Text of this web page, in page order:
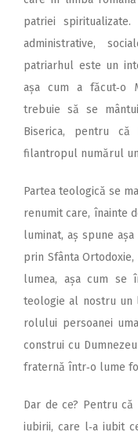
patriei
administrative,
patriarhul este un
așa cum a făcut‑o
trebuie să se
Biserica, pentru
filantropul numărul
Partea teologică se
renumit care, înainte
luminat, aș spune
prin Sfânta
lumea, așa cum se
teologie al nostru un
rolului persoanei
construi cu
fraternă într‑o lume
Dar de ce? Pentru
iubirii, care l‑a iubit